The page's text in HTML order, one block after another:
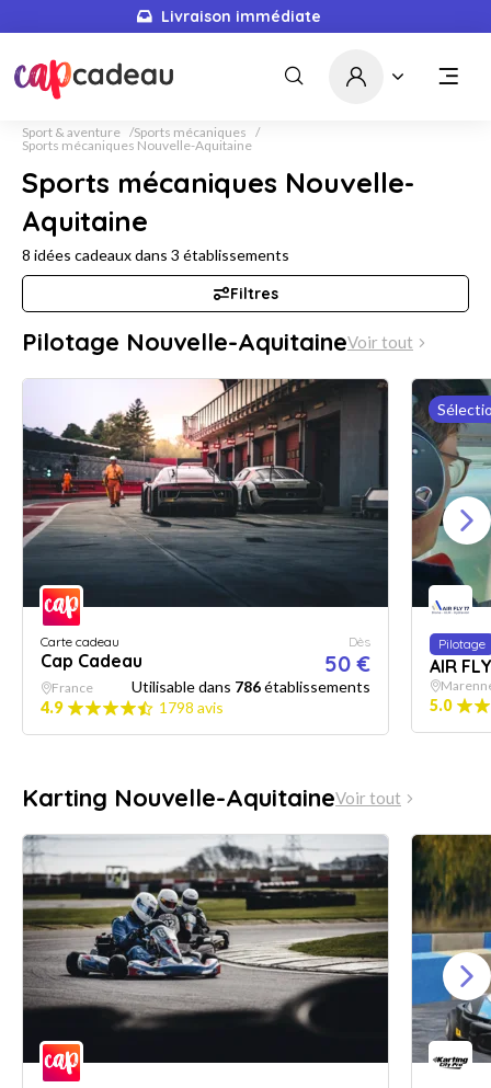
Livraison immédiate
Sport & aventure
Sports mécaniques
Sports mécaniques Nouvelle-Aquitaine
Sports mécaniques Nouvelle-
Aquitaine
8 idées cadeaux dans 3 établissements
Filtres
Pilotage Nouvelle-AquitaineVoir tout
Carte cadeau
Cap Cadeau
Dès
50 €
France Utilisable dans 786établissements
4.9
1798 avis
Pilotage
AIR
5.0
Karting Nouvelle-AquitaineVoir tout